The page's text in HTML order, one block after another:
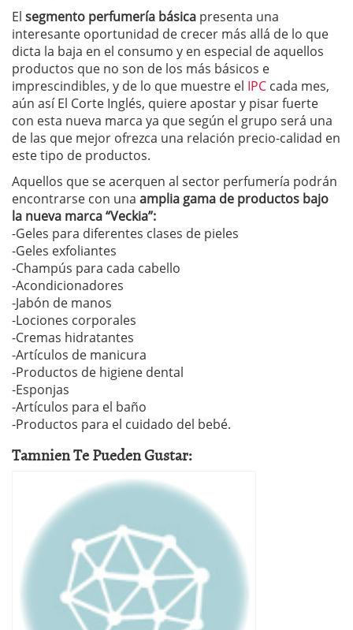
El segmento perfumería básica presenta una
interesante oportunidad de crecer más allá de lo que
dicta la baja en el consumo y en especial de aquellos
productos que no son de los más básicos e
imprescindibles, y de lo que muestre el IPC cada mes,
aún así El Corte Inglés, quiere apostar y pisar fuerte
con esta nueva marca ya que según el grupo será una
de las que mejor ofrezca una relación precio-calidad en
este tipo de productos.
Aquellos que se acerquen al sector perfumería podrán
encontrarse con una amplia gama de productos bajo
la nueva marca “Veckia”:
-Geles para diferentes clases de pieles
-Geles exfoliantes
-Champús para cada cabello
-Acondicionadores
-Jabón de manos
-Lociones corporales
-Cremas hidratantes
-Artículos de manicura
-Productos de higiene dental
-Esponjas
-Artículos para el baño
-Productos para el cuidado del bebé.
Tamnien Te Pueden Gustar: